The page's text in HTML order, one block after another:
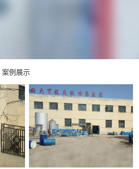
案例展示